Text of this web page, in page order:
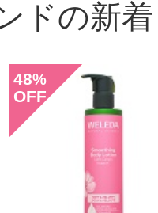
ドの新
48%
OFF